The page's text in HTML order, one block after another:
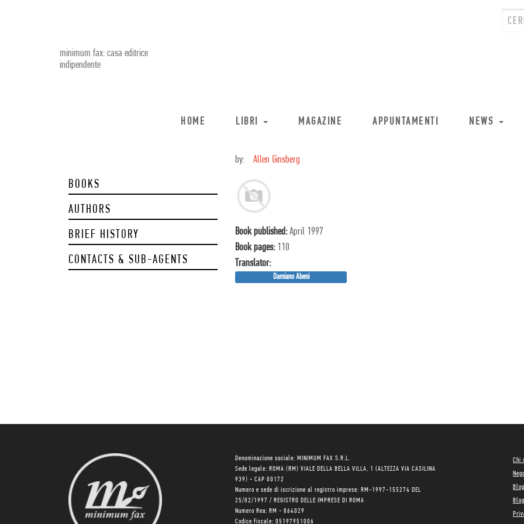
minimum fax: casa editrice
indipendente
HOME LIBRI MAGAZINE APPUNTAMENTI NEWS
BOOKS
AUTHORS
BRIEF HISTORY
CONTACTS & SUB-AGENTS
by: Allen Ginsberg
Book published:April 1997
Book pages: 110
Translator:
Damiano Abeni
Denominazione sociale: MINIMUM FAX S.R.L.
Sede legale: ROMA (RM) VIALE DELLA BELLA VILLA, 1 (ALTEZZA VIA CASILINA
939) - CAP 00172
Numero e sede di iscrizione al registro imprese: RM-1997-155274 DEL
25/02/1997 / REGISTRO DELLE IMPRESE DI ROMA
Numero Rea: RM - 864029
Codice fiscale: 05197951006
Chi